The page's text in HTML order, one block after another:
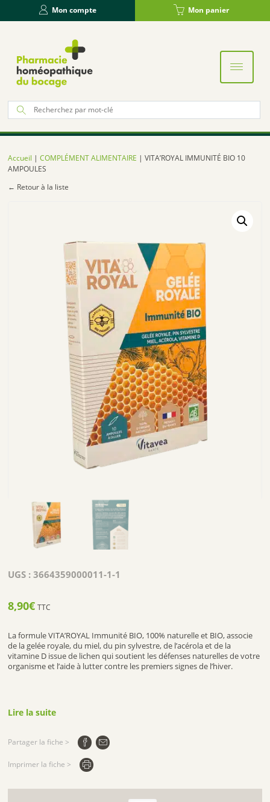
Mon compte Mon panier
:
Accueil |COMPLÉMENT ALIMENTAIRE | VITA’ROYAL IMMUNITÉ BIO 10
AMPOULES
← Retour à la liste
UGS :3664359000011-1-1
8,90€ TTC
La formule VITA’ROYAL Immunité BIO, 100% naturelle et BIO, associe
de la gelée royale, du miel, du pin sylvestre, de l’acérola et de la
vitamine D issue de lichen qui soutient les défenses naturelles de votre
organisme et l’aide à lutter contre les premiers signes de l’hiver.
Lire la suite
Partager la fiche >
Imprimer la fiche >
Panneau de gestion des cookies